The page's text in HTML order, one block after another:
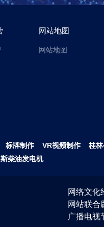
网站地图
网站地图
标牌制作 VR视频制作 桂
柴油发电机
网络文化
网站联合
广播电视